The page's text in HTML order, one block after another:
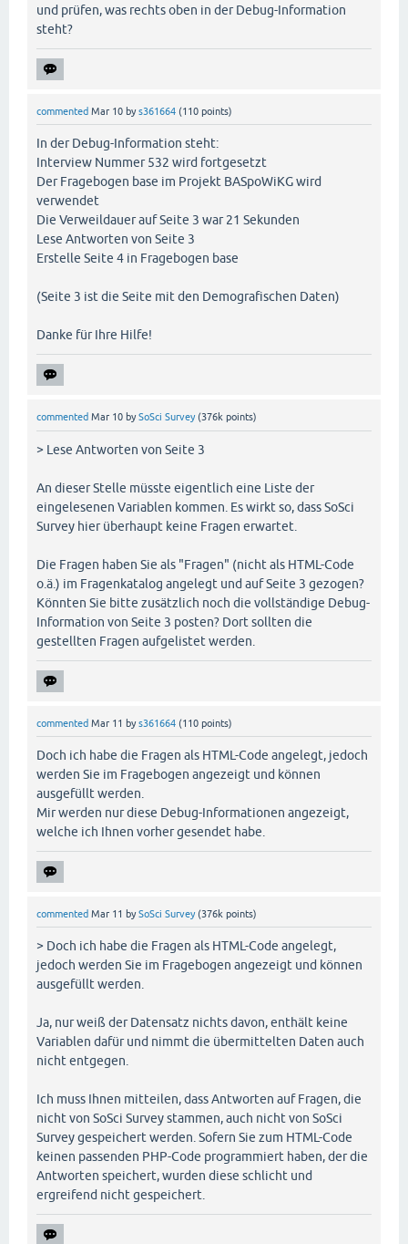
und prüfen, was rechts oben in der Debug-Information
steht?
commented Mar 10 bys361664 (110 points)
In der Debug-Information steht:
Interview Nummer 532 wird fortgesetzt
Der Fragebogen base im Projekt BASpoWiKG wird
verwendet
Die Verweildauer auf Seite 3 war 21 Sekunden
Lese Antworten von Seite 3
Erstelle Seite 4 in Fragebogen base
(Seite 3 ist die Seite mit den Demografischen Daten)
Danke für Ihre Hilfe!
commented Mar 10 bySoSci Survey (376k points)
> Lese Antworten von Seite 3
An dieser Stelle müsste eigentlich eine Liste der
eingelesenen Variablen kommen. Es wirkt so, dass SoSci
Survey hier überhaupt keine Fragen erwartet.
Die Fragen haben Sie als "Fragen" (nicht als HTML-Code
o.ä.) im Fragenkatalog angelegt und auf Seite 3 gezogen?
Könnten Sie bitte zusätzlich noch die vollständige Debug-
Information von Seite 3 posten? Dort sollten die
gestellten Fragen aufgelistet werden.
commented Mar 11 bys361664 (110 points)
Doch ich habe die Fragen als HTML-Code angelegt, jedoch
werden Sie im Fragebogen angezeigt und können
ausgefüllt werden.
Mir werden nur diese Debug-Informationen angezeigt,
welche ich Ihnen vorher gesendet habe.
commented Mar 11 bySoSci Survey (376k points)
> Doch ich habe die Fragen als HTML-Code angelegt,
jedoch werden Sie im Fragebogen angezeigt und können
ausgefüllt werden.
Ja, nur weiß der Datensatz nichts davon, enthält keine
Variablen dafür und nimmt die übermittelten Daten auch
nicht entgegen.
Ich muss Ihnen mitteilen, dass Antworten auf Fragen, die
nicht von SoSci Survey stammen, auch nicht von SoSci
Survey gespeichert werden. Sofern Sie zum HTML-Code
keinen passenden PHP-Code programmiert haben, der die
Antworten speichert, wurden diese schlicht und
ergreifend nicht gespeichert.